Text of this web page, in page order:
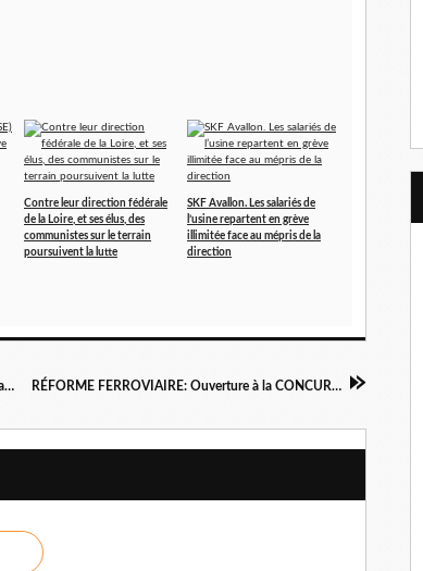
Contre leur direction fédérale
de la Loire, et ses élus, des
communistes sur le terrain
poursuivent la lutte
SKF Avallon. Les salariés de
l’usine repartent en grève
illimitée face au mépris de la
direction
COLOMBIE : Echec des ultras Ré-élection de Juan Manuel Santos : les communistes vigilants et mobilisés dans la lutte pour la paix, contre l'injustice sociale RÉFORME FERROVIAIRE: Ouverture à la CONCURRENCE ou NON ? Le secrétaire général de la CGT, Thierry Lepaon, doit préciser son point de vue !